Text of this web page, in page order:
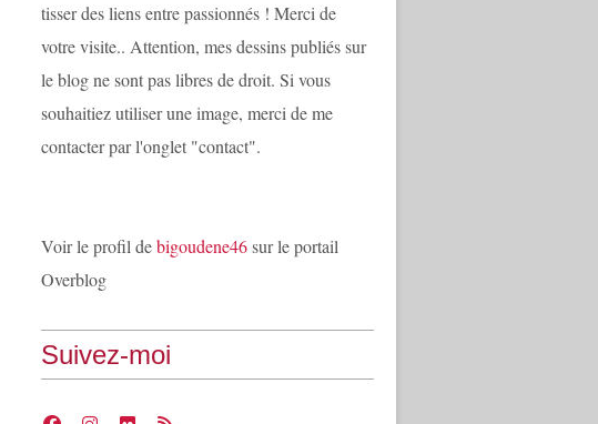
tisser des liens entre passionnés ! Merci de
votre visite.. Attention, mes dessins publiés sur
le blog ne sont pas libres de droit. Si vous
souhaitiez utiliser une image, merci de me
contacter par l'onglet "contact".
Voir le profil debigoudene46sur le portail
Overblog
Suivez-moi